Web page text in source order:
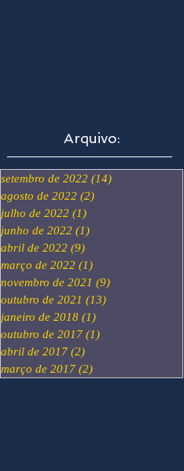
Arquivo:
setembro de 2022 (14)
agosto de 2022 (2)
julho de 2022 (1)
junho de 2022 (1)
abril de 2022 (9)
março de 2022 (1)
novembro de 2021 (9)
outubro de 2021 (13)
janeiro de 2018 (1)
outubro de 2017 (1)
abril de 2017 (2)
março de 2017 (2)